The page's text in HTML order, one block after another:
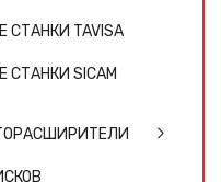
TAVISA
SICAM